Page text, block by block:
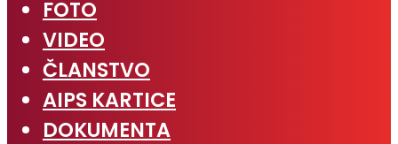
FOTO
VIDEO
ČLANSTVO
AIPS KARTICE
DOKUMENTA